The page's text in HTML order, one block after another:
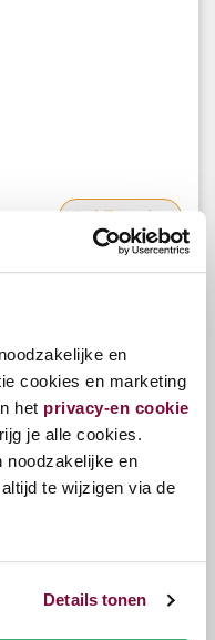
en
cookies en marketing
het privacy-en cookie
je alle cookies.
noodzakelijke en
te wijzigen via de
Details tonen
Bekijk opties